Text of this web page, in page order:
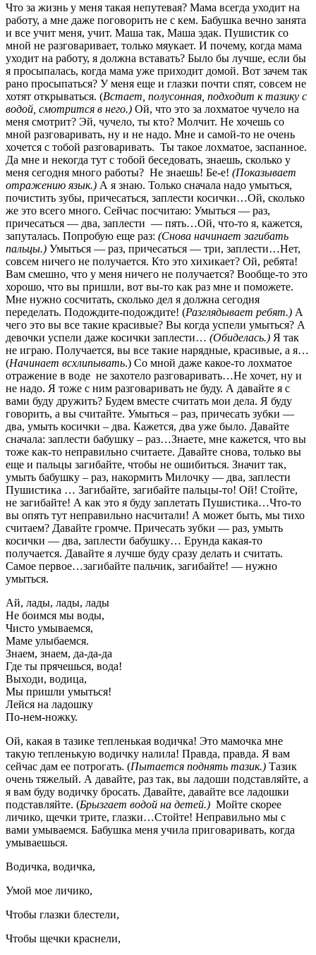
Что за жизнь у меня такая непутевая? Мама всегда уходит на
работу, а мне даже поговорить не с кем. Бабушка вечно занята
и все учит меня, учит. Маша так, Маша эдак. Пушистик со
мной не разговаривает, только мяукает. И почему, когда мама
уходит на работу, я должна вставать? Было бы лучше, если бы
я просыпалась, когда мама уже приходит домой. Вот зачем так
рано просыпаться? У меня еще и глазки почти спят, совсем не
хотят открываться. (Встает, полусонная, подходит к тазику с
водой, смотрится в него.) Ой, что это за лохматое чучело на
меня смотрит? Эй, чучело, ты кто? Молчит. Не хочешь со
мной разговаривать, ну и не надо. Мне и самой-то не очень
хочется с тобой разговаривать. Ты такое лохматое, заспанное.
Да мне и некогда тут с тобой беседовать, знаешь, сколько у
меня сегодня много работы? Не знаешь! Бе-е! (Показывает
отражению язык.) А я знаю. Только сначала надо умыться,
почистить зубы, причесаться, заплести косички…Ой, сколько
же это всего много. Сейчас посчитаю: Умыться — раз,
причесаться — два, заплести — пять…Ой, что-то я, кажется,
запуталась. Попробую еще раз: (Снова начинает загибать
пальцы.) Умыться — раз, причесаться — три, заплести…Нет,
совсем ничего не получается. Кто это хихикает? Ой, ребята!
Вам смешно, что у меня ничего не получается? Вообще-то это
хорошо, что вы пришли, вот вы-то как раз мне и поможете.
Мне нужно сосчитать, сколько дел я должна сегодня
переделать. Подождите-подождите! (Разглядывает ребят.) А
чего это вы все такие красивые? Вы когда успели умыться? А
девочки успели даже косички заплести… (Обиделась.) Я так
не играю. Получается, вы все такие нарядные, красивые, а я…
(Начинает всхлипывать.) Со мной даже какое-то лохматое
отражение в воде не захотело разговаривать…Не хочет, ну и
не надо. Я тоже с ним разговаривать не буду. А давайте я с
вами буду дружить? Будем вместе считать мои дела. Я буду
говорить, а вы считайте. Умыться – раз, причесать зубки —
два, умыть косички – два. Кажется, два уже было. Давайте
сначала: заплести бабушку – раз…Знаете, мне кажется, что вы
тоже как-то неправильно считаете. Давайте снова, только вы
еще и пальцы загибайте, чтобы не ошибиться. Значит так,
умыть бабушку – раз, накормить Милочку — два, заплести
Пушистика … Загибайте, загибайте пальцы-то! Ой! Стойте,
не загибайте! А как это я буду заплетать Пушистика…Что-то
вы опять тут неправильно насчитали! А может быть, мы тихо
считаем? Давайте громче. Причесать зубки — раз, умыть
косички — два, заплести бабушку… Ерунда какая-то
получается. Давайте я лучше буду сразу делать и считать.
Самое первое…загибайте пальчик, загибайте! — нужно
умыться.
Ай, лады, лады, лады
Не боимся мы воды,
Чисто умываемся,
Маме улыбаемся.
Знаем, знаем, да-да-да
Где ты прячешься, вода!
Выходи, водица,
Мы пришли умыться!
Лейся на ладошку
По-нем-ножку.
Ой, какая в тазике тепленькая водичка! Это мамочка мне
такую тепленькую водичку налила! Правда, правда. Я вам
сейчас дам ее потрогать. (Пытается поднять тазик.) Тазик
очень тяжелый. А давайте, раз так, вы ладоши подставляйте, а
я вам буду водичку бросать. Давайте, давайте все ладошки
подставляйте. (Брызгает водой на детей.) Мойте скорее
личико, щечки трите, глазки…Стойте! Неправильно мы с
вами умываемся. Бабушка меня учила приговаривать, когда
умываешься.
Водичка, водичка,
Умой мое личико,
Чтобы глазки блестели,
Чтобы щечки краснели,